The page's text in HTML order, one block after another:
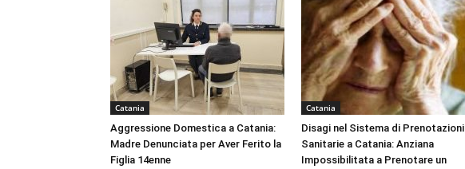
Catania
Aggressione Domestica a Catania:
Madre Denunciata per Aver Ferito la
Figlia 14enne
Catania
Disagi nel Sistema di Prenotazioni
Sanitarie a Catania: Anziana
Impossibilitata a Prenotare un